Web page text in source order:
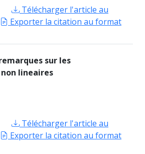
Télécharger l'article au
Exporter la citation au format
sur les
lineaires
Télécharger l'article au
Exporter la citation au format